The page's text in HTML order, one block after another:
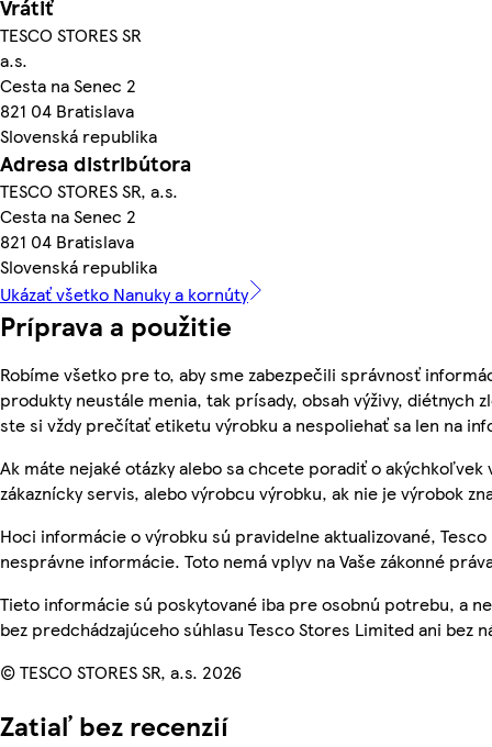
Vrátiť
TESCO STORES SR
a.s.
Cesta na Senec 2
821 04 Bratislava
Slovenská republika
Adresa distribútora
TESCO STORES SR, a.s.
Cesta na Senec 2
821 04 Bratislava
Slovenská republika
Ukázať všetko Nanuky a kornúty
Príprava a použitie
Robíme všetko pre to, aby sme zabezpečili správnosť
produkty neustále menia, tak prísady, obsah výživy, diétnych
ste si vždy prečítať etiketu výrobku a nespoliehať sa len na
Ak máte nejaké otázky alebo sa chcete poradiť o akýchkoľvek
zákaznícky servis, alebo výrobcu výrobku, ak nie je výrobok
Hoci informácie o výrobku sú pravidelne aktualizované,
nesprávne informácie. Toto nemá vplyv na Vaše zákonné
Tieto informácie sú poskytované iba pre osobnú potrebu, a
bez predchádzajúceho súhlasu Tesco Stores Limited ani bez
© TESCO STORES SR, a.s. 2026
Zatiaľ bez recenzií